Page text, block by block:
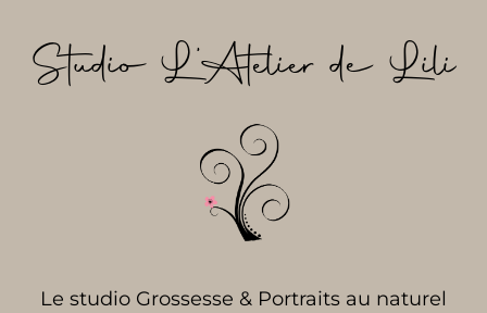
contenu
Studio L’Atelier de Lili
Le studio Grossesse & Portraits au naturel